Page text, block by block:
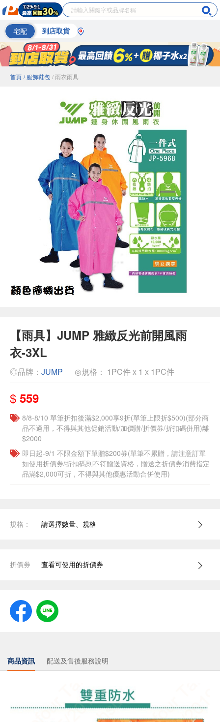
宅配 到店取貨
首頁 / 服飾鞋包 / 雨衣雨具
【雨具】JUMP 雅緻反光前開風雨
衣-3XL
◎品牌： JUMP ◎規格： 1PC件 x 1 x 1PC件
$ 559
8/8-8/10 單筆折扣後滿$2,000享9折(單筆上限折$500)(部分商
品不適用，不得與其他促銷活動/加價購/折價券/折扣碼併用)離
$2000
即日起-9/1 不限金額下單贈$200券(單筆不累贈，請注意訂單
如使用折價券/折扣碼則不符贈送資格，贈送之折價券消費指定
品滿$2,000可折，不得與其他優惠活動合併使用)
規格： 請選擇數量、規格
折價券 查看可使用的折價券
商品資訊 配送及售後服務說明